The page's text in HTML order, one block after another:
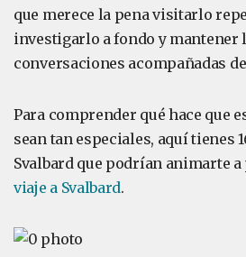
que merece la pena visitarlo
investigarlo a fondo y mantener
conversaciones acompañadas
Para comprender qué hace que
sean tan especiales, aquí tienes
Svalbard que podrían animarte
viaje a Svalbard.